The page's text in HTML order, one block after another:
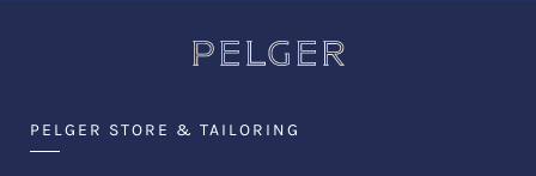
PELGER STORE & TAILORING